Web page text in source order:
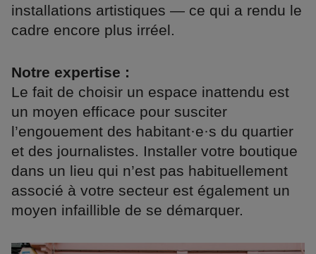
installations artistiques — ce qui a rendu le
cadre encore plus irréel.
Notre expertise :
Le fait de choisir un espace inattendu est
un moyen efficace pour susciter
l’engouement des habitant·e·s du quartier
et des journalistes. Installer votre boutique
dans un lieu qui n’est pas habituellement
associé à votre secteur est également un
moyen infaillible de se démarquer.